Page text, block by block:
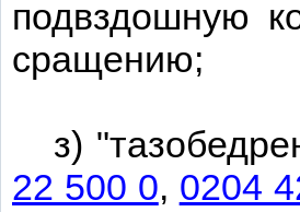
подвздошную
сращению;
з)
22 500 0, 0204